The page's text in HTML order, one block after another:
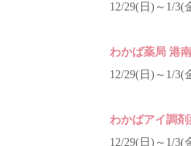
12/29(日)～1/3(
わかば薬局 港
12/29(日)～1/3(
わかばアイ調剤
12/29(日)～1/3(